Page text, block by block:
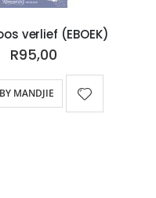
verlief (EBOEK)
R95,00
MANDJIE